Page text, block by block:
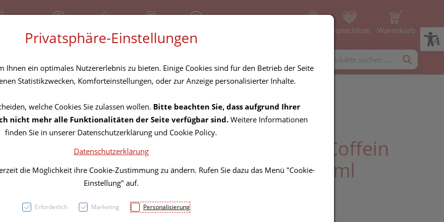
Geschlossen Über uns Rezept-Anfrage Wunschliste Warenkorb
Shampoon
Alpecin/energizer Coffein
C1 Haarausfall 250ml
PZN: 3060474
Privatsphäre-Einstellungen
Ihnen ein optimales Nutzererlebnis zu bieten. Einige Cookies sind für den Betrieb der Seite
Statistikzwecken, Komforteinstellungen, oder zur Anzeige personalisierter Inhalte.
welche Cookies Sie zulassen wollen. Bitte beachten Sie, dass aufgrund Ihrer
nicht mehr alle Funktionalitäten der Seite verfügbar sind. Weitere Informationen
finden Sie in unserer Datenschutzerklärung und Cookie Policy.
Datenschutzerklärung
die Möglichkeit ihre Cookie-Zustimmung zu ändern. Rufen Sie dazu das Menü "Cookie-
Einstellung" auf.
Erforderlich Marketing Personalisierung